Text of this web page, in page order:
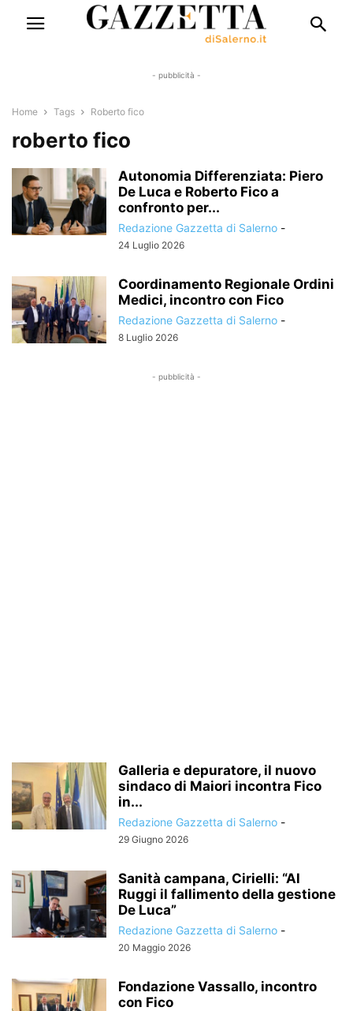
- pubblicità -
Home Tags Roberto fico
roberto fico
Autonomia Differenziata: Piero
De Luca e Roberto Fico a
confronto per...
Redazione Gazzetta di Salerno -
24 Luglio 2026
Coordinamento Regionale Ordini
Medici, incontro con Fico
Redazione Gazzetta di Salerno -
8 Luglio 2026
- pubblicità -
Galleria e depuratore, il nuovo
sindaco di Maiori incontra Fico
in...
Redazione Gazzetta di Salerno -
29 Giugno 2026
Sanità campana, Cirielli: “Al
Ruggi il fallimento della gestione
De Luca”
Redazione Gazzetta di Salerno -
20 Maggio 2026
Fondazione Vassallo, incontro
con Fico